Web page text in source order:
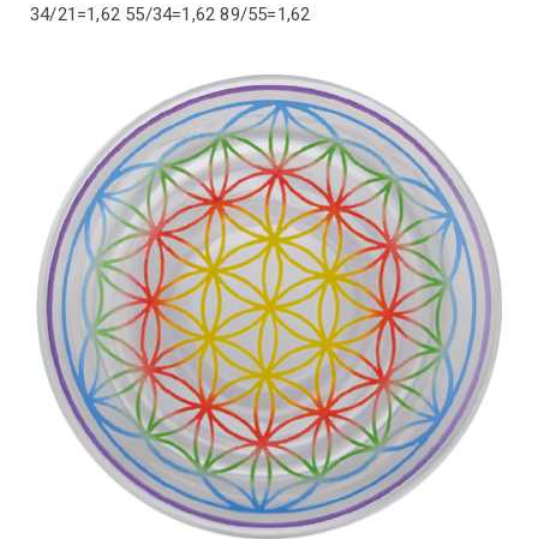
34/21=1,62 55/34=1,62 89/55=1,62